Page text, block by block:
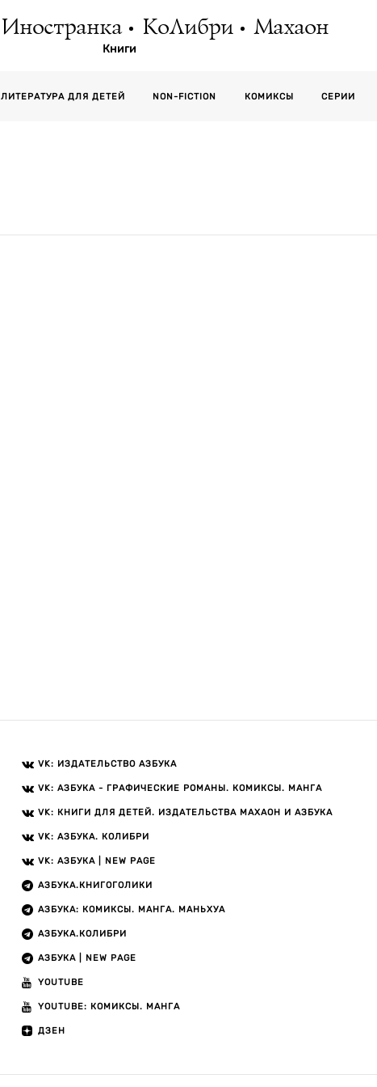
Иностранка КоЛибри Махаон
Книги
ЛИТЕРАТУРА ДЛЯ ДЕТЕЙ NON-FICTION КОМИКСЫ СЕРИИ
VK: ИЗДАТЕЛЬСТВО АЗБУКА
VK: АЗБУКА - ГРАФИЧЕСКИЕ РОМАНЫ. КОМИКСЫ. МАНГА
VK: КНИГИ ДЛЯ ДЕТЕЙ. ИЗДАТЕЛЬСТВА МАХАОН И АЗБУКА
VK: АЗБУКА. КОЛИБРИ
VK: АЗБУКА | NEW PAGE
АЗБУКА.КНИГОГОЛИКИ
АЗБУКА: КОМИКСЫ. МАНГА. МАНЬХУА
АЗБУКА.КОЛИБРИ
АЗБУКА | NEW PAGE
YOUTUBE
YOUTUBE: КОМИКСЫ. МАНГА
ДЗЕН